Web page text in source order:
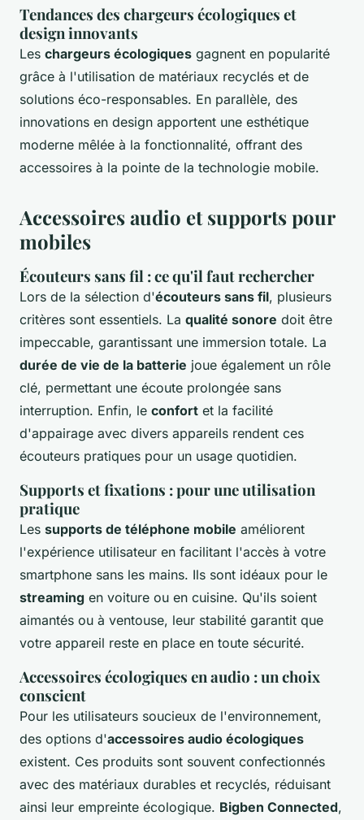
Tendances des chargeurs écologiques et
design innovants
Les chargeurs écologiques gagnent en popularité
grâce à l'utilisation de matériaux recyclés et de
solutions éco-responsables. En parallèle, des
innovations en design apportent une esthétique
moderne mêlée à la fonctionnalité, offrant des
accessoires à la pointe de la technologie mobile.
Accessoires audio et supports pour
mobiles
Écouteurs sans fil : ce qu'il faut rechercher
Lors de la sélection d'écouteurs sans fil, plusieurs
critères sont essentiels. La qualité sonore doit être
impeccable, garantissant une immersion totale. La
durée de vie de la batterie joue également un rôle
clé, permettant une écoute prolongée sans
interruption. Enfin, le confort et la facilité
d'appairage avec divers appareils rendent ces
écouteurs pratiques pour un usage quotidien.
Supports et fixations : pour une utilisation
pratique
Les supports de téléphone mobile améliorent
l'expérience utilisateur en facilitant l'accès à votre
smartphone sans les mains. Ils sont idéaux pour le
streaming en voiture ou en cuisine. Qu'ils soient
aimantés ou à ventouse, leur stabilité garantit que
votre appareil reste en place en toute sécurité.
Accessoires écologiques en audio : un choix
conscient
Pour les utilisateurs soucieux de l'environnement,
des options d'accessoires audio écologiques
existent. Ces produits sont souvent confectionnés
avec des matériaux durables et recyclés, réduisant
ainsi leur empreinte écologique. Bigben Connected,